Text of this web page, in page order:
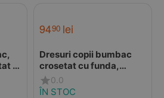
si
9490 lei
Dresuri copii bumbac
crosetat cu funda,
peach, Condor
0.0
ÎN STOC